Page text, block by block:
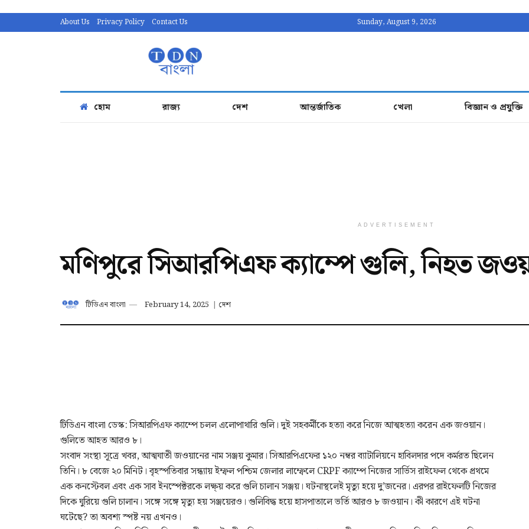
About Us Privacy Policy Contact Us Sunday, August 9, 2026
হোম রাজ্য দেশ আন্তর্জাতিক খেলা বিজ্ঞান ও প্রযুক্তি
ADVERTISEMENT
মণিপুরে সিআরপিএফ ক্যাম্পে গুলি, নিহত
টিডিএন বাংলা February 14, 2025 | দেশ
টিডিএন বাংলা ডেস্ক: সিআরপিএফ ক্যাম্পে চলল এলোপাথারি গুলি। দুই সহকর্মীকে হত্যা করে নিজে আত্মহত্যা করেন এক জওয়ান।
গুলিতে আহত আরও ৮।
সংবাদ সংস্থা সূত্রে খবর, আত্মঘাতী জওয়ানের নাম সঞ্জয় কুমার। সিআরপিএফের ১২০ নম্বর ব্যাটালিয়নে হাবিলদার পদে কর্মরত ছিলেন
তিনি। ৮ বেজে ২০ মিনিট। বৃহস্পতিবার সন্ধ্যায় ইম্ফল পশ্চিম জেলার লাম্ফেলে CRPF ক্যাম্পে নিজের সার্ভিস রাইফেল থেকে প্রথমে
এক কনস্টেবল এবং এক সাব ইনস্পেক্টরকে লক্ষ্য় করে গুলি চালান সঞ্জয়। ঘটনাস্থলেই মৃত্যু হয়ে দু’জনের। এরপর রাইফেলটি নিজের
দিকে ঘুরিয়ে গুলি চালান। সঙ্গে সঙ্গে মৃত্যু হয় সঞ্জয়েরও। গুলিবিদ্ধ হয়ে হাসপাতালে ভর্তি আরও ৮ জওয়ান। কী কারণে এই ঘটনা
ঘটেছে? তা অবশ্য স্পষ্ট নয় এখনও।